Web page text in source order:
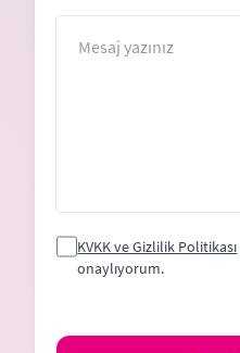
KVKK ve Gizlilik Politikası
onaylıyorum.